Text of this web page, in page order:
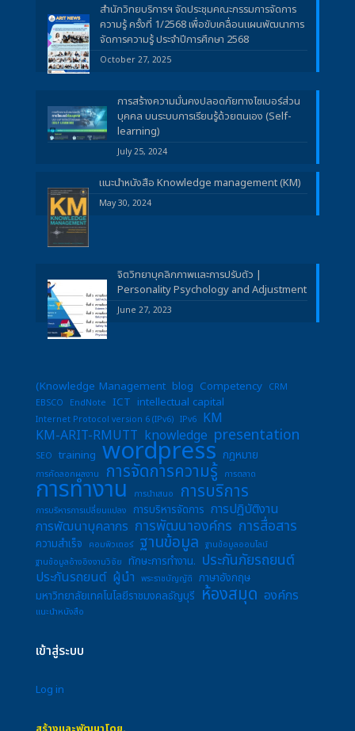
สำนักวิทยบริการฯ จัดประชุมคณะกรรมการจัดการ
ความรู้ ครั้งที่ 1/2568 เพื่อขับเคลื่อนแผนพัฒนาการ
จัดการความรู้ ประจำปีการศึกษา 2568
October 27, 2025
การสร้างความมั่นคงปลอดภัยทางไซเบอร์ส่วน
บุคคล บนระบบการเรียนรู้ด้วยตนเอง (Self-
learning)
July 25, 2024
แนะนำหนังสือ Knowledge management (KM)
May 30, 2024
จิตวิทยาบุคลิกภาพและการปรับตัว |
Personality Psychology and Adjustment
June 27, 2023
(Knowledge Management blog Competency CRM
EBSCO
EndNote ICT intellectual capital
Internet Protocol version 6 (IPv6) IPv6 KM
KM-ARIT-RMUTT knowledge presentation
SEO training wordpress กฎหมาย
การคัดลอกผลงาน การจัดการความรู้ การตลาด
การทำงาน การนำเสนอ การบริการ
การบริหารการเปลี่ยนแปลง การบริหารจัดการ การปฏิบัติงาน
การพัฒนาบุคลากร การพัฒนาองค์กร การสื่อสาร
ความสำเร็จ คอมพิวเตอร์ ฐานข้อมูล ฐานข้อมูลออนไลน์
ฐานข้อมูลอ้างอิงงานวิจัย
ทักษะการทำงาน. ประกันภัยรถยนต์
ประกันรถยนต์ ผู้นำ พระราชบัญญัติ ภาษาอังกฤษ
มหาวิทยาลัยเทคโนโลยีราชมงคลธัญบุรี ห้องสมุด องค์กร
แนะนำหนังสือ
เข้าสู่ระบบ
Log in